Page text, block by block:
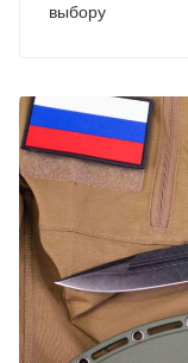
выбору